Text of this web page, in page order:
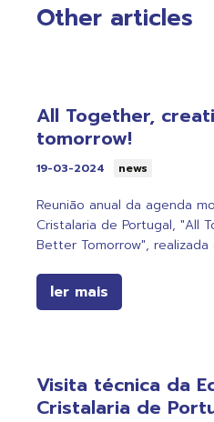
Other articles
All Together,
tomorrow!
19-03-2024 news
Reunião anual da agenda
Cristalaria de Portugal, "All
Better Tomorrow",
ler mais
Visita técnica da
Cristalaria de